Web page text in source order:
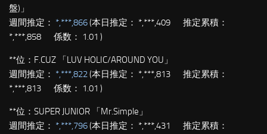
盤)」
週間推定： *,***,866(本日推定： *,***,409 推定累積：
*,***,858 係数： 1.01 )
**位： F.CUZ 「LUV HOLIC/AROUND YOU」
週間推定： *,***,822(本日推定： *,***,813 推定累積：
*,***,813 係数： 1.01 )
**位： SUPER JUNIOR 「Mr.Simple」
週間推定： *,***,796(本日推定： *,***,431 推定累積：